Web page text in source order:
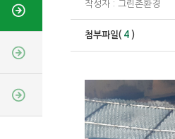
작성자 : 그린존환경
첨부파일( 4 )